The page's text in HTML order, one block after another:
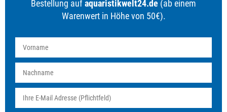
Bestellung aufaquaristikwelt24.de (ab einem
Warenwert in Höhe von 50€).